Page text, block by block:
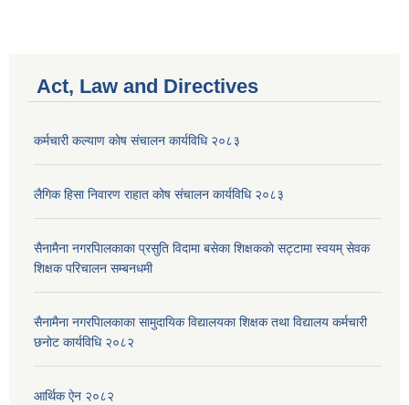
Act, Law and Directives
कर्मचारी कल्याण काेष संचालन कार्यविधि २०८३
लैगिक हिसा निवारण राहात कोष संचालन कार्यविधि २०८३
सैनामैना नगरपािलकाका प्रसुति विदामा बसेका शिक्षककाे सट्टामा स्वयम् सेवक
शिक्षक परिचालन सम्बनधमी
सैनामैना नगरपािलकाका सामुदायिक विद्यालयका शिक्षक तथा विद्यालय कर्मचारी
छनाेट कार्यविधि २०८२
आर्थिक ऐन २०८२